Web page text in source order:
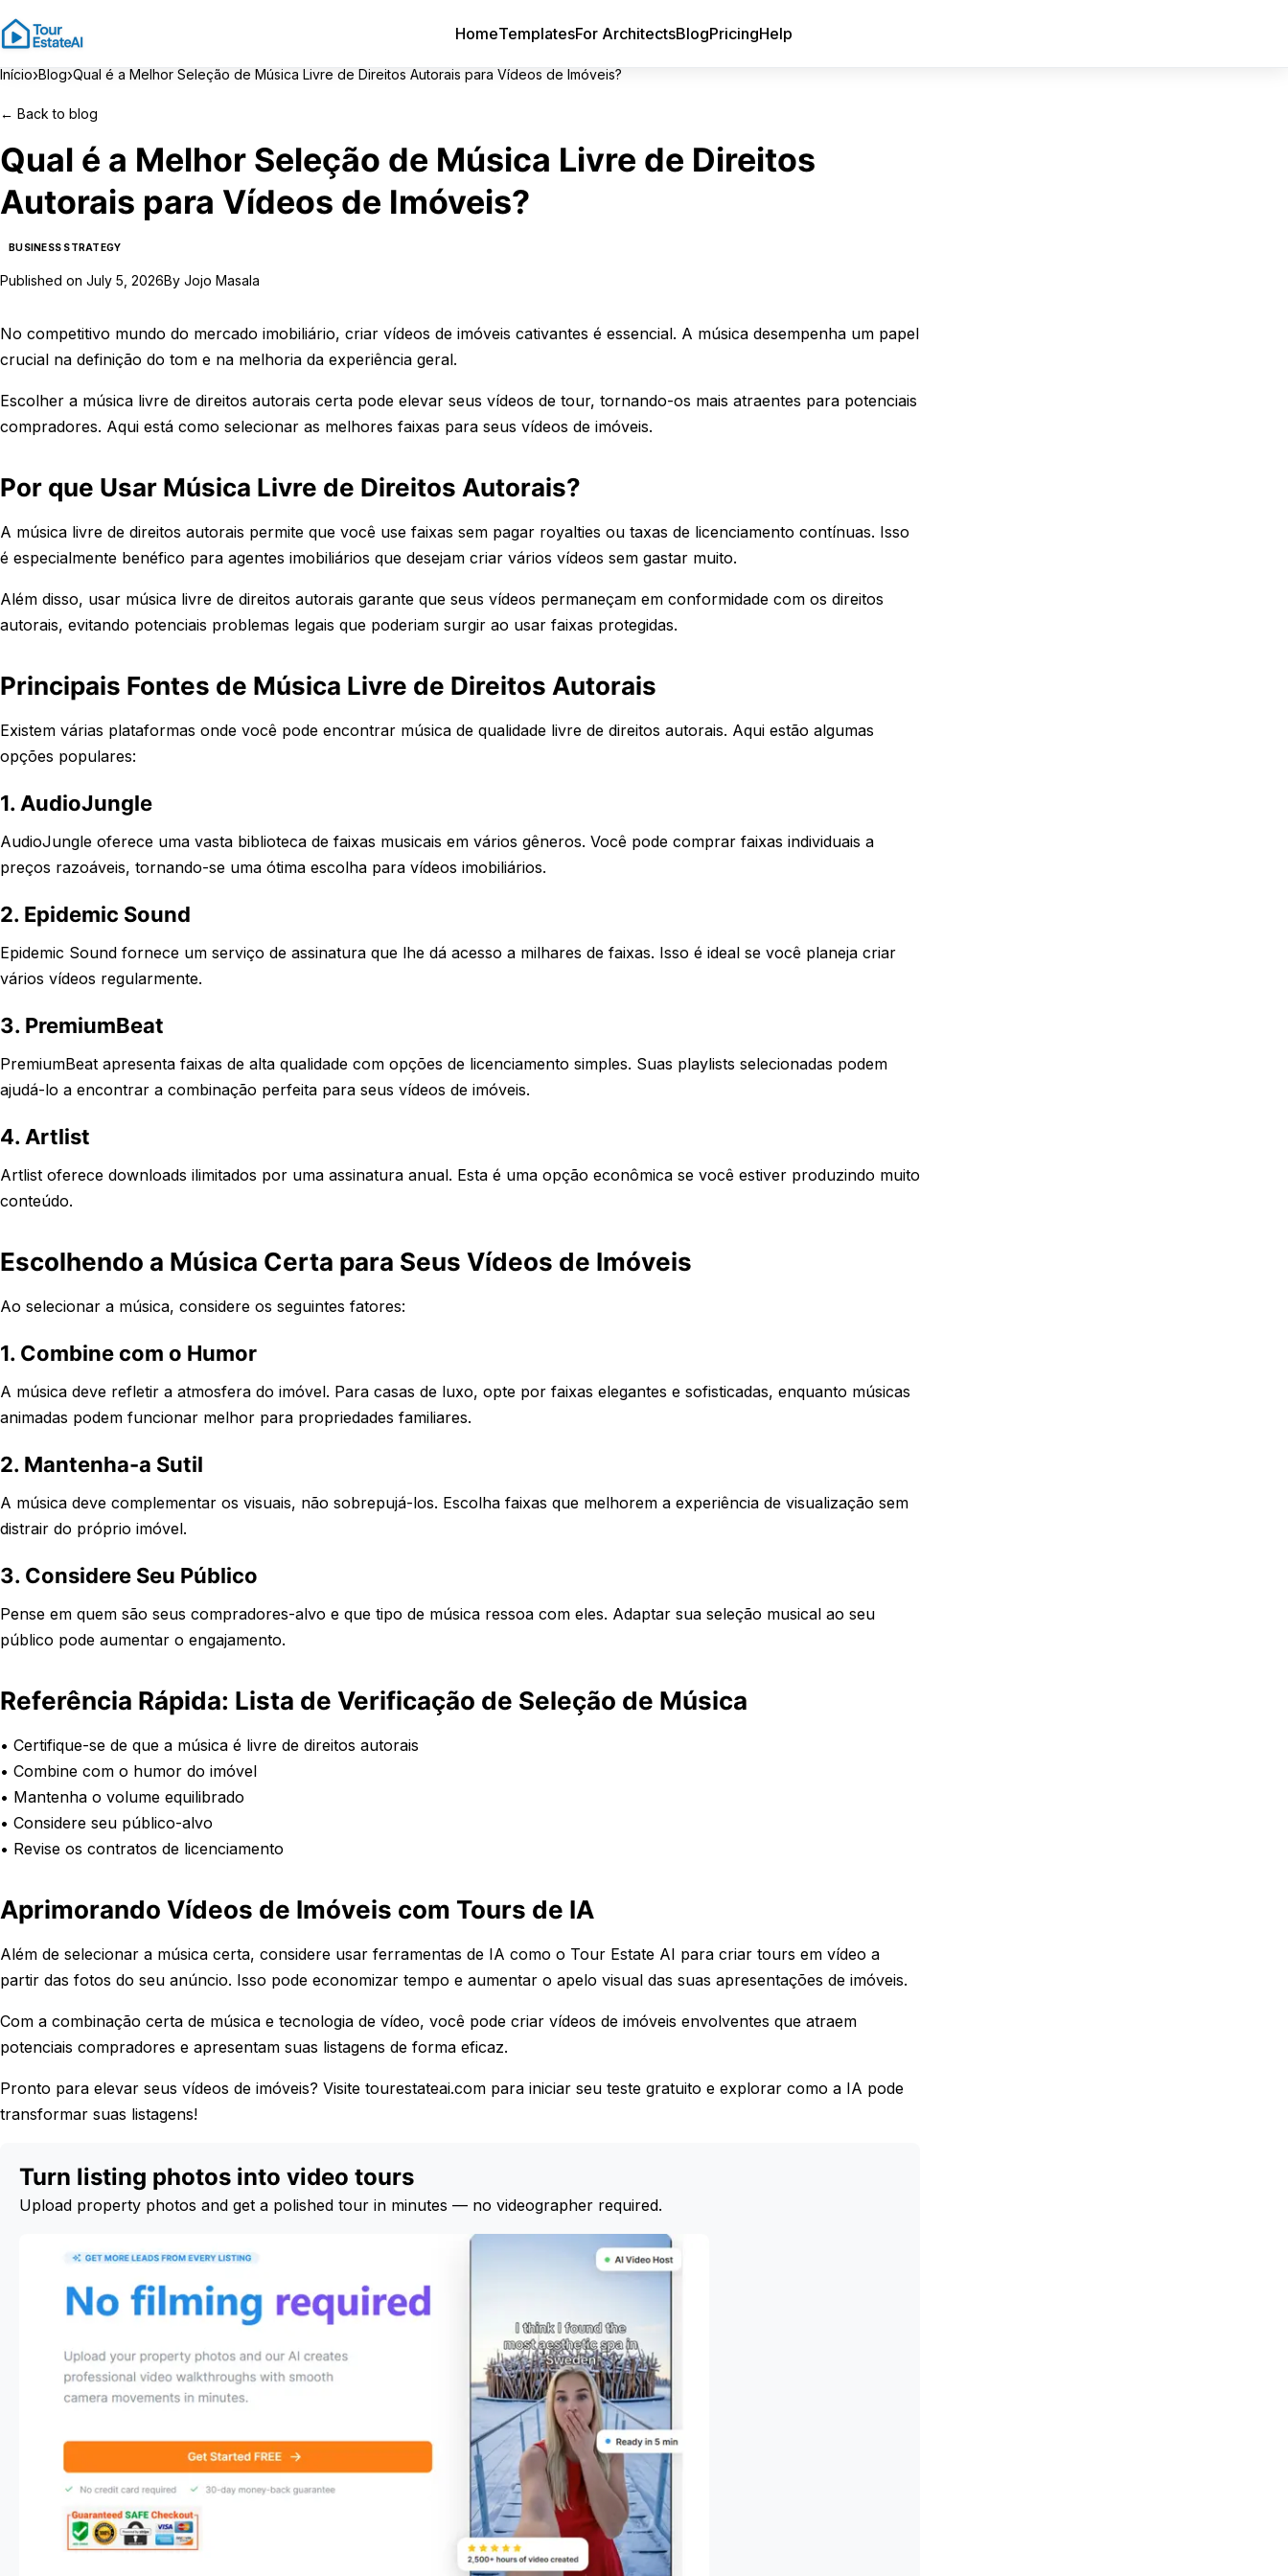
HomeTemplatesFor ArchitectsBlogPricingHelp
Início›Blog›Qual é a Melhor Seleção de Música Livre de Direitos Autorais para Vídeos de Imóveis?
← Back to blog
Qual é a Melhor Seleção de Música Livre de Direitos
Autorais para Vídeos de Imóveis?
BUSINESS STRATEGY
Published on July 5, 2026By Jojo Masala
No competitivo mundo do mercado imobiliário, criar vídeos de imóveis cativantes é essencial. A música desempenha um papel
crucial na definição do tom e na melhoria da experiência geral.
Escolher a música livre de direitos autorais certa pode elevar seus vídeos de tour, tornando-os mais atraentes para potenciais
compradores. Aqui está como selecionar as melhores faixas para seus vídeos de imóveis.
Por que Usar Música Livre de Direitos Autorais?
A música livre de direitos autorais permite que você use faixas sem pagar royalties ou taxas de licenciamento contínuas. Isso
é especialmente benéfico para agentes imobiliários que desejam criar vários vídeos sem gastar muito.
Além disso, usar música livre de direitos autorais garante que seus vídeos permaneçam em conformidade com os direitos
autorais, evitando potenciais problemas legais que poderiam surgir ao usar faixas protegidas.
Principais Fontes de Música Livre de Direitos Autorais
Existem várias plataformas onde você pode encontrar música de qualidade livre de direitos autorais. Aqui estão algumas
opções populares:
1. AudioJungle
AudioJungle oferece uma vasta biblioteca de faixas musicais em vários gêneros. Você pode comprar faixas individuais a
preços razoáveis, tornando-se uma ótima escolha para vídeos imobiliários.
2. Epidemic Sound
Epidemic Sound fornece um serviço de assinatura que lhe dá acesso a milhares de faixas. Isso é ideal se você planeja criar
vários vídeos regularmente.
3. PremiumBeat
PremiumBeat apresenta faixas de alta qualidade com opções de licenciamento simples. Suas playlists selecionadas podem
ajudá-lo a encontrar a combinação perfeita para seus vídeos de imóveis.
4. Artlist
Artlist oferece downloads ilimitados por uma assinatura anual. Esta é uma opção econômica se você estiver produzindo muito
conteúdo.
Escolhendo a Música Certa para Seus Vídeos de Imóveis
Ao selecionar a música, considere os seguintes fatores:
1. Combine com o Humor
A música deve refletir a atmosfera do imóvel. Para casas de luxo, opte por faixas elegantes e sofisticadas, enquanto músicas
animadas podem funcionar melhor para propriedades familiares.
2. Mantenha-a Sutil
A música deve complementar os visuais, não sobrepujá-los. Escolha faixas que melhorem a experiência de visualização sem
distrair do próprio imóvel.
3. Considere Seu Público
Pense em quem são seus compradores-alvo e que tipo de música ressoa com eles. Adaptar sua seleção musical ao seu
público pode aumentar o engajamento.
Referência Rápida: Lista de Verificação de Seleção de Música
• Certifique-se de que a música é livre de direitos autorais
• Combine com o humor do imóvel
• Mantenha o volume equilibrado
• Considere seu público-alvo
• Revise os contratos de licenciamento
Aprimorando Vídeos de Imóveis com Tours de IA
Além de selecionar a música certa, considere usar ferramentas de IA como o Tour Estate AI para criar tours em vídeo a
partir das fotos do seu anúncio. Isso pode economizar tempo e aumentar o apelo visual das suas apresentações de imóveis.
Com a combinação certa de música e tecnologia de vídeo, você pode criar vídeos de imóveis envolventes que atraem
potenciais compradores e apresentam suas listagens de forma eficaz.
Pronto para elevar seus vídeos de imóveis? Visite tourestateai.com para iniciar seu teste gratuito e explorar como a IA pode
transformar suas listagens!
Turn listing photos into video tours
Upload property photos and get a polished tour in minutes — no videographer required.